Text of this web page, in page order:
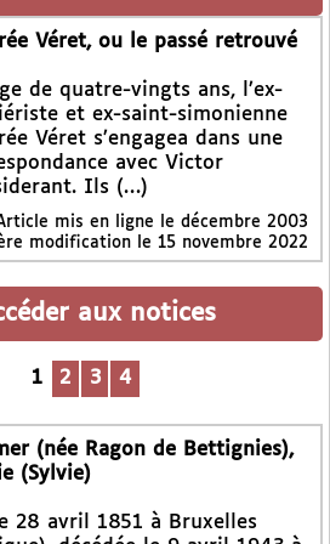
Véret, ou le passé retrouvé
de quatre-vingts ans, l’ex-
et ex-saint-simonienne
Véret s’engagea dans une
avec Victor
Ils (…)
mis en ligne le décembre 2003
modification le 15 novembre 2022
aux notices
1 2 3 4
(née Ragon de Bettignies),
(Sylvie)
28 avril 1851 à Bruxelles